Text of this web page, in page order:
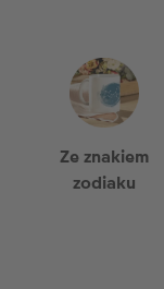
Ze znakiem
zodiaku